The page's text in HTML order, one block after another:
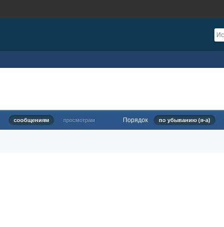
сообщениям просмотрам Порядок по убыванию (я-а)